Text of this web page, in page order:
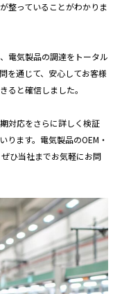
整っていることがわかりま
電気製品の調達をトータル
を通じて、安心してお客様
ると確信しました。
対応をさらに詳しく検証
ります。電気製品のOEM・
ひ当社までお気軽にお問